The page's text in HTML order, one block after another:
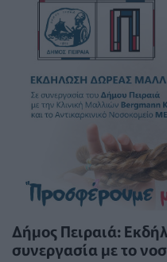
Δήμος Πειραιά:
συνεργασία με το